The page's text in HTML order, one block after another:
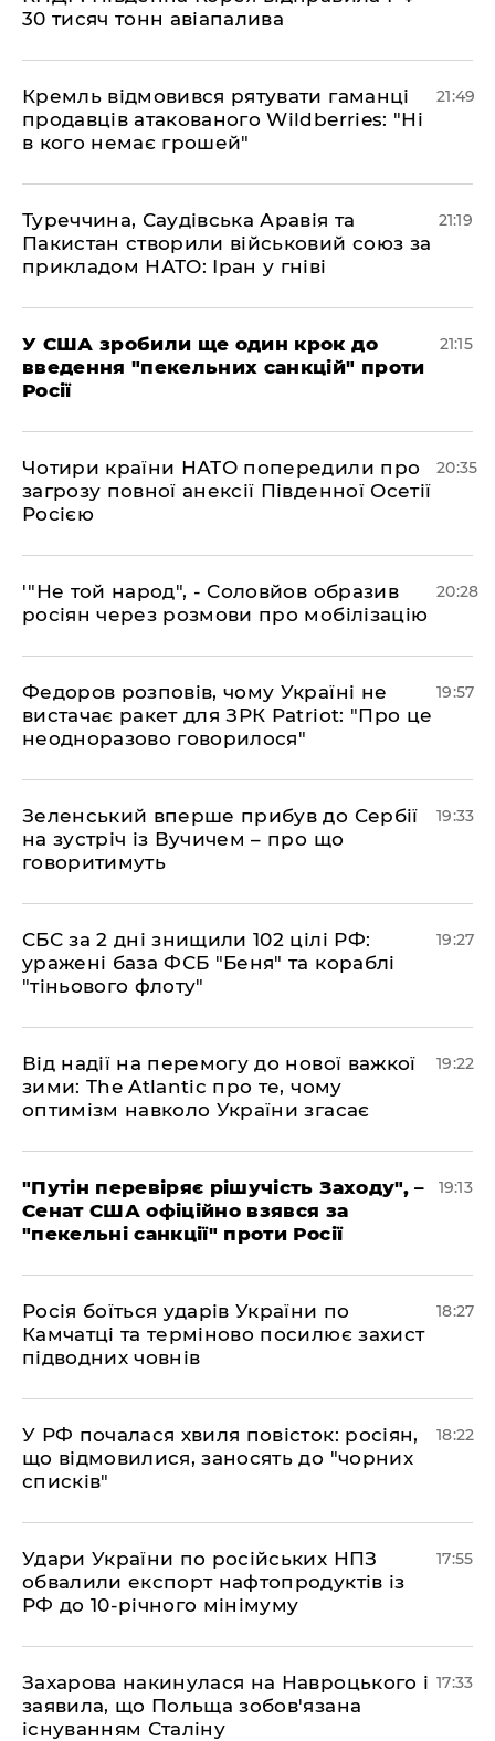
30 тисяч тонн авіапалива
​Кремль відмовився рятувати гаманці
продавців атакованого Wildberries: "Ні
в кого немає грошей"
21:49
​Туреччина, Саудівська Аравія та
Пакистан створили військовий союз за
прикладом НАТО: Іран у гніві
21:19
​У США зробили ще один крок до
введення "пекельних санкцій" проти
Росії
21:15
​Чотири країни НАТО попередили про
загрозу повної анексії Південної Осетії
Росією
20:35
​'"Не той народ", - Соловйов образив
росіян через розмови про мобілізацію
20:28
​Федоров розповів, чому Україні не
вистачає ракет для ЗРК Patriot: "Про це
неодноразово говорилося"
19:57
​Зеленський вперше прибув до Сербії
на зустріч із Вучичем – про що
говоритимуть
19:33
​СБС за 2 дні знищили 102 цілі РФ:
уражені база ФСБ "Беня" та кораблі
"тіньового флоту"
19:27
​Від надії на перемогу до нової важкої
зими: The Atlantic про те, чому
оптимізм навколо України згасає
19:22
​"Путін перевіряє рішучість Заходу", –
Сенат США офіційно взявся за
"пекельні санкції" проти Росії
19:13
​Росія боїться ударів України по
Камчатці та терміново посилює захист
підводних човнів
18:27
​У РФ почалася хвиля повісток: росіян,
що відмовилися, заносять до "чорних
списків"
18:22
​Удари України по російських НПЗ
обвалили експорт нафтопродуктів із
РФ до 10-річного мінімуму
17:55
​Захарова накинулася на Навроцького і
заявила, що Польща зобов'язана
існуванням Сталіну
17:33